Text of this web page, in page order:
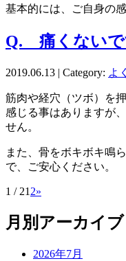
基本的には、ご自身の
Q. 痛くないで
2019.06.13 | Category: よ
筋肉や経穴（ツボ）を
感じる事はありますが
せん。
また、骨をボキボキ鳴
で、ご安心ください。
1 / 21 2»
月別アーカイブ
2026年7月